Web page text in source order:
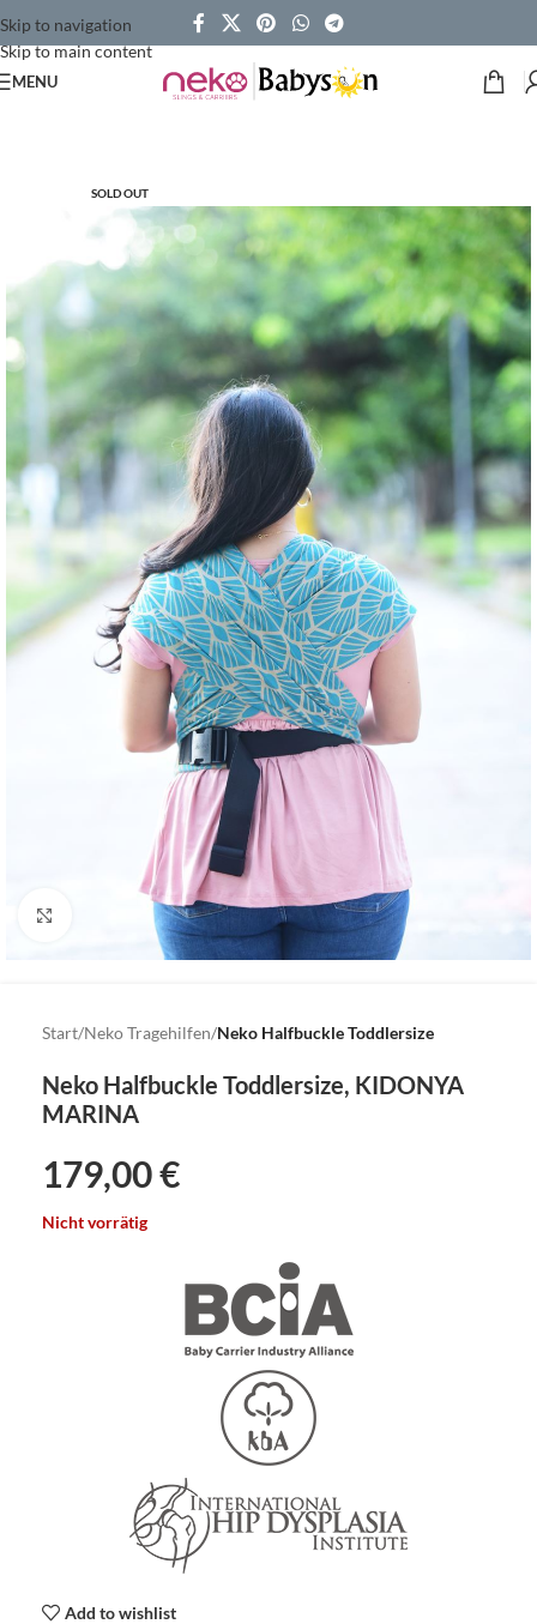
Skip to navigation
Skip to main content
MENU
SOLD OUT
Click to enlarge
Start Neko Tragehilfen Neko Halfbuckle Toddlersize
Neko Halfbuckle Toddlersize, KIDONYA
MARINA
179,00€
Nicht vorrätig
Add to wishlist